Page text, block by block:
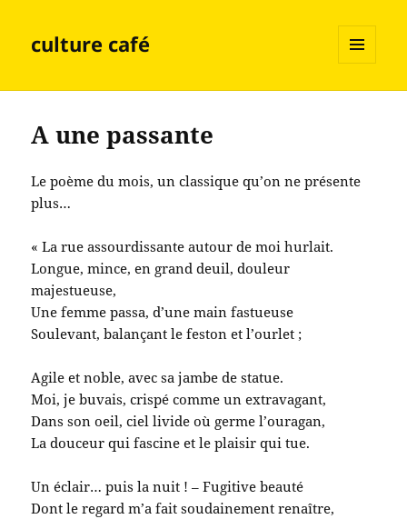
culture café
ET
A une passante
Le poème du mois, un classique qu’on ne présente
plus…
« La rue assourdissante autour de moi hurlait.
Longue, mince, en grand deuil, douleur
majestueuse,
Une femme passa, d’une main fastueuse
Soulevant, balançant le feston et l’ourlet ;
Agile et noble, avec sa jambe de statue.
Moi, je buvais, crispé comme un extravagant,
Dans son oeil, ciel livide où germe l’ouragan,
La douceur qui fascine et le plaisir qui tue.
Un éclair… puis la nuit ! – Fugitive beauté
Dont le regard m’a fait soudainement renaître,